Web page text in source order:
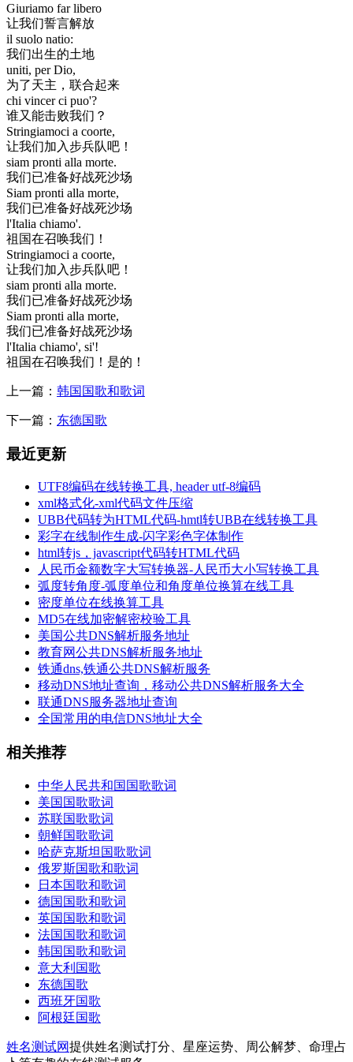
Giuriamo far libero
让我们誓言解放
il suolo natio:
我们出生的土地
uniti, per Dio,
为了天主，联合起来
chi vincer ci puo'?
谁又能击败我们？
Stringiamoci a coorte,
让我们加入步兵队吧！
siam pronti alla morte.
我们已准备好战死沙场
Siam pronti alla morte,
我们已准备好战死沙场
l'Italia chiamo'.
祖国在召唤我们！
Stringiamoci a coorte,
让我们加入步兵队吧！
siam pronti alla morte.
我们已准备好战死沙场
Siam pronti alla morte,
我们已准备好战死沙场
l'Italia chiamo', si'!
祖国在召唤我们！是的！
上一篇： 韩国国歌和歌词
下一篇： 东德国歌
最近更新
UTF8编码在线转换工具, header utf-8编码
xml格式化-xml代码文件压缩
UBB代码转为HTML代码-hmtl转UBB在线转换工具
彩字在线制作生成-闪字彩色字体制作
html转js，javascript代码转HTML代码
人民币金额数字大写转换器-人民币大小写转换工具
弧度转角度-弧度单位和角度单位换算在线工具
密度单位在线换算工具
MD5在线加密解密校验工具
美国公共DNS解析服务地址
教育网公共DNS解析服务地址
铁通dns,铁通公共DNS解析服务
移动DNS地址查询，移动公共DNS解析服务大全
联通DNS服务器地址查询
全国常用的电信DNS地址大全
相关推荐
中华人民共和国国歌歌词
美国国歌歌词
苏联国歌歌词
朝鲜国歌歌词
哈萨克斯坦国歌歌词
俄罗斯国歌和歌词
日本国歌和歌词
德国国歌和歌词
英国国歌和歌词
法国国歌和歌词
韩国国歌和歌词
意大利国歌
东德国歌
西班牙国歌
阿根廷国歌
姓名测试网提供姓名测试打分、星座运势、周公解梦、命理占